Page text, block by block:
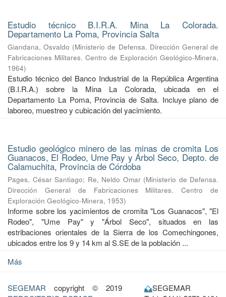
Estudio técnico B.I.R.A. Mina La Colorada.
Departamento La Poma, Provincia Salta
Giandana, Osvaldo (Ministerio de Defensa. Dirección General de
Fabricaciones Militares. Centro de Exploración Geológico-Minera,
1964)
Estudio técnico del Banco Industrial de la República Argentina
(B.I.R.A.) sobre la Mina La Colorada, ubicada en el
Departamento La Poma, Provincia de Salta. Incluye plano de
laboreo, muestreo y cubicación del yacimiento.
Estudio geológico minero de las minas de cromita Los
Guanacos, El Rodeo, Ume Pay y Árbol Seco, Depto. de
Calamuchita, Provincia de Córdoba
Pages, César Santiago; Re, Neldo Omar (Ministerio de Defensa.
Dirección General de Fabricaciones Militares. Centro de
Exploración Geológico-Minera, 1953)
Informe sobre los yacimientos de cromita "Los Guanacos", "El
Rodeo", "Ume Pay" y "Árbol Seco", situados en las
estribaciones orientales de la Sierra de los Comechingones,
ubicados entre los 9 y 14 km al S.SE de la población ...
Más
SEGEMAR copyright © 2019
SEGEMAR